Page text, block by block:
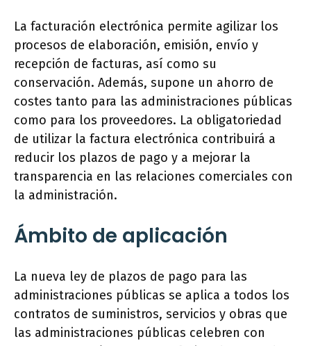
La facturación electrónica permite agilizar los
procesos de elaboración, emisión, envío y
recepción de facturas, así como su
conservación. Además, supone un ahorro de
costes tanto para las administraciones públicas
como para los proveedores. La obligatoriedad
de utilizar la factura electrónica contribuirá a
reducir los plazos de pago y a mejorar la
transparencia en las relaciones comerciales con
la administración.
Ámbito de aplicación
La nueva ley de plazos de pago para las
administraciones públicas se aplica a todos los
contratos de suministros, servicios y obras que
las administraciones públicas celebren con